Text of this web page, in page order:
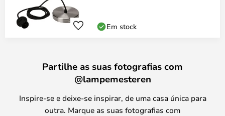
Em stock
Partilhe as suas fotografias com
@lampemesteren
Inspire-se e deixe-se inspirar, de uma casa única para
outra. Marque as suas fotografias com